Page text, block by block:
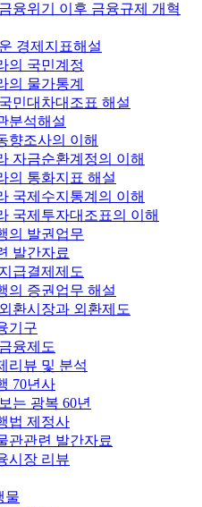
융위기 이후 금융규제 개혁
경제지표해설
의 국민계정
의 물가통계
민대차대조표 해설
분석해설
향조사의 이해
자금순환계정의 이해
의 통화지표 해설
국제수지통계의 이해
국제투자대조표의 이해
의 발권업무
발간자료
급결제제도
의 증권업무 해설
환시장과 외환제도
기구
융제도
리뷰 및 분석
70년사
는 광복 60년
법 제정사
관관련 발간자료
시장 리뷰
물